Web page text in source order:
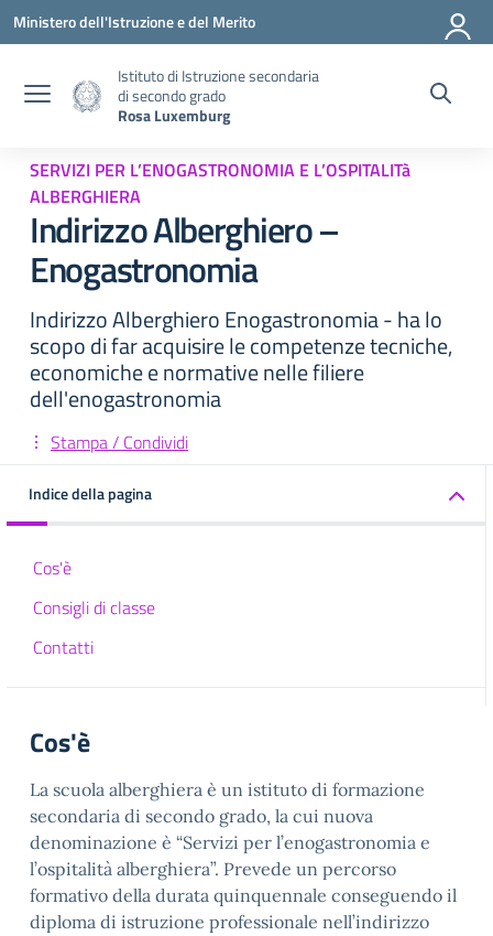
Vai ai contenuti
Vai al menu di navigazione
Vai al footer
Ministero dell'Istruzione e del Merito
Istituto di Istruzione secondaria
di secondo grado
Rosa Luxemburg
SERVIZI PER L’ENOGASTRONOMIA E L’OSPITALITà
ALBERGHIERA
Indirizzo Alberghiero –
Enogastronomia
Indirizzo Alberghiero Enogastronomia - ha lo
scopo di far acquisire le competenze tecniche,
economiche e normative nelle filiere
dell'enogastronomia
Stampa / Condividi
Indice della pagina
Cos'è
Consigli di classe
Contatti
Cos'è
La scuola alberghiera è un istituto di formazione
secondaria di secondo grado, la cui nuova
denominazione è “Servizi per l’enogastronomia e
l’ospitalità alberghiera”. Prevede un percorso
formativo della durata quinquennale conseguendo il
diploma di istruzione professionale nell’indirizzo